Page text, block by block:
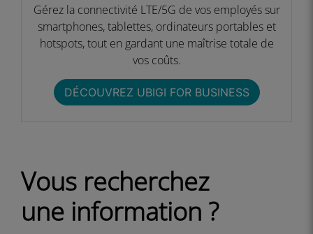
Gérez la connectivité LTE/5G de vos employés sur
smartphones, tablettes, ordinateurs portables et
hotspots, tout en gardant une maîtrise totale de
vos coûts.​​
DÉCOUVREZ UBIGI FOR BUSINESS​
Vous recherchez
une information ?